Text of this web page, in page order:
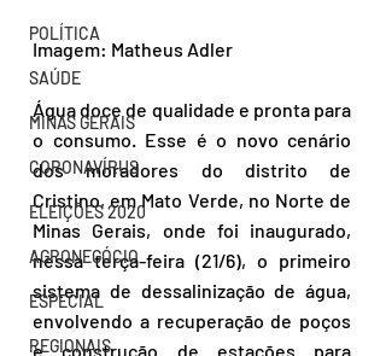
POLÍTICA
SAÚDE
MINAS GERAIS
CORONAVÍRUS
ELEIÇÕES 2020
AGRONEGÓCIO
ESPECIAL
REGIONAIS
Imagem: Matheus Adler
Água doce de qualidade e pronta para
o consumo. Esse é o novo cenário
dos moradores do distrito de
Cristino, em Mato Verde, no Norte de
Minas Gerais, onde foi inaugurado,
nessa terça-feira (21/6), o primeiro
sistema de dessalinização de água,
envolvendo a recuperação de poços
e construção de estações para